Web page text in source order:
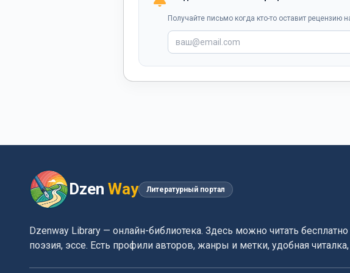
Получайте письмо когда кто-то оставит рецензию
Dzen Way Литературный портал
Dzenway Library — онлайн-библиотека. Здесь можно читать
поэзия, эссе. Есть профили авторов, жанры и метки, удобная